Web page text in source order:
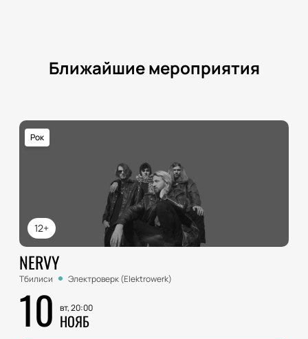
Ближайшие мероприятия
12+
Рок
NERVY
Тбилиси Электроверк (Elektrowerk)
10 вт, 20:00
НОЯБ